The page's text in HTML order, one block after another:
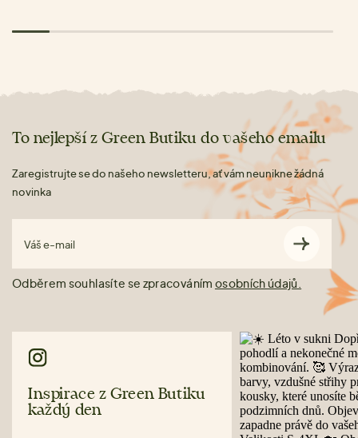
To nejlepší z Green Butiku do vašeho emailu
Zaregistrujte se do našeho newsletteru, ať vám neunikne žádná
novinka
Váš e-mail
Odběrem souhlasíte se zpracováním osobních údajů.
Inspirace z Green Butiku
každý den